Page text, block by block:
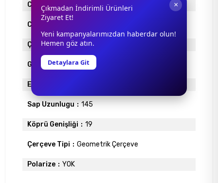
Cam Materyali ORGANİK
Cam Rengi
Çerçeve Materyali
Gövde Rengi KAHVE
Ekartman
Sap Uzunlugu 145
Köprü Genişliği 19
Çerçeve Tipi Geometrik Çerçeve
Polarize YOK
×
Çıkmadan İndirimli Ürünleri
Ziyaret Et!
Yeni kampanyalarımızdan haberdar olun!
Hemen göz atın.
Detaylara Git